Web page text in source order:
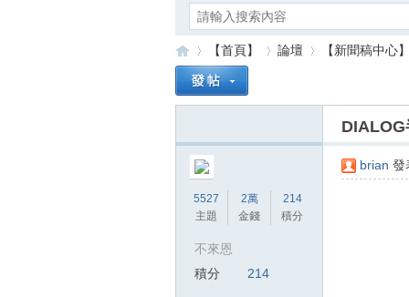
【首頁】 論壇 【新聞稿中心
5527
主題
2萬
金錢
214
積分
不來恩
積分
214
brian 發